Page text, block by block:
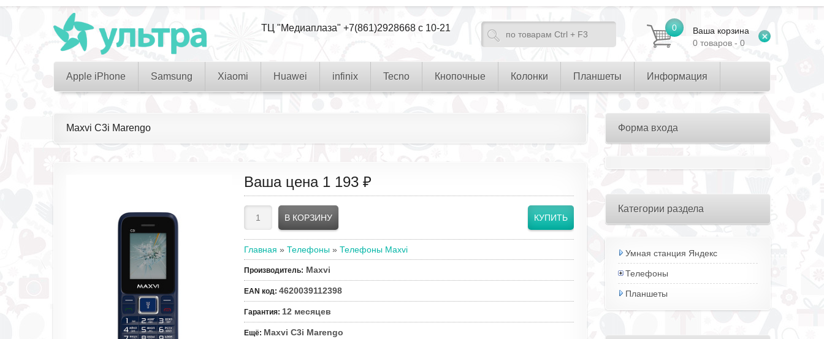
0
Ваша корзина
0 товаров - 0
ТЦ "Медиаплаза" +7(861)2928668 с 10-21
Apple iPhone Samsung Xiaomi Huawei infinix Tecno Кнопочные Колонки Планшеты Информация
Maxvi C3i Marengo
Ваша цена 1 193 ₽
Главная » Телефоны » Телефоны Maxvi
Производитель: Maxvi
EAN код: 4620039112398
Гарантия: 12 месяцев
Ещё: Maxvi C3i Marengo
Форма входа
Категории раздела
Умная станция Яндекс
Телефоны
Планшеты